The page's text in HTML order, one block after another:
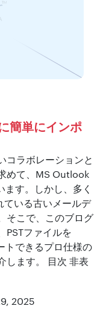
簡単にインポ
コラボレーションと
めて、MS Outlook
す。しかし、多く
ている古いメールデ
そこで、このブログ
PSTファイルを
トできるプロ仕様の
します。 目次 非表
2025